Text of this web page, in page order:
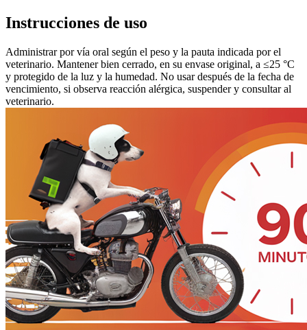
Instrucciones de uso
Administrar por vía oral según el peso y la pauta indicada por el
veterinario. Mantener bien cerrado, en su envase original, a ≤25 °C
y protegido de la luz y la humedad. No usar después de la fecha de
vencimiento, si observa reacción alérgica, suspender y consultar al
veterinario.